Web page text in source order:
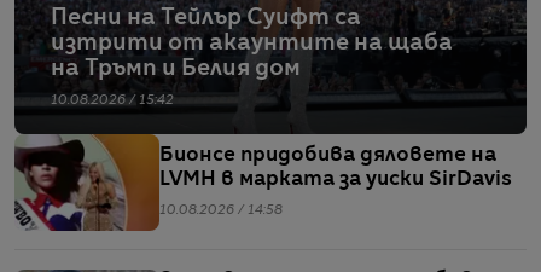
Песни на Тейлър Суифт са
изтрити от акаунтите на щаба
на Тръмп и Белия дом
10.08.2026 / 15:42
Бионсе придобива дяловете на
LVMH в марката за уиски SirDavis
10.08.2026 / 14:58